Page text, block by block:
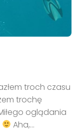
troch czasu
trochę
oglądania
Aha,...